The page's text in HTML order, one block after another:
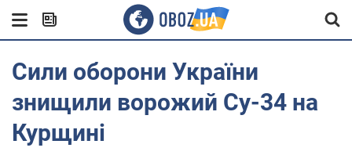
Сили оборони України
знищили ворожий Су-34 на
Курщині